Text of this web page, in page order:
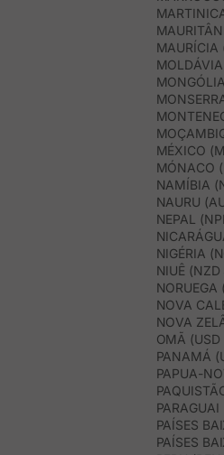
MÉXICO
MÓNACO
NAMÍBIA
NAURU
NEPAL
NIGÉRIA
NIUÊ (NZD
NORUEGA
NOVA
NOVA
OMÃ (USD
PANAMÁ
PAPUA-
PAÍSES
PAÍSES